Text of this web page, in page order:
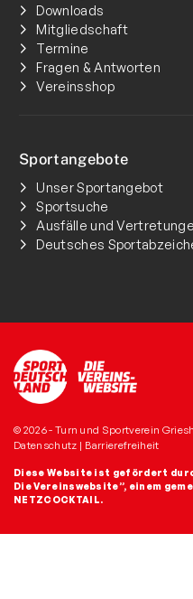
Downloads
Mitgliedschaft
Termine
Fragen & Antworten
Vereinsshop
Sportangebote
Unser Sportangebot
Sportsuche
Ausfälle und
Deutsches
© 2026 - Turn und Sportverein
Datenschutz | Barrierefreiheit
Diese Website ist gefördert
Die Vereinswebsite”, einem
NETZCOCKTAIL.